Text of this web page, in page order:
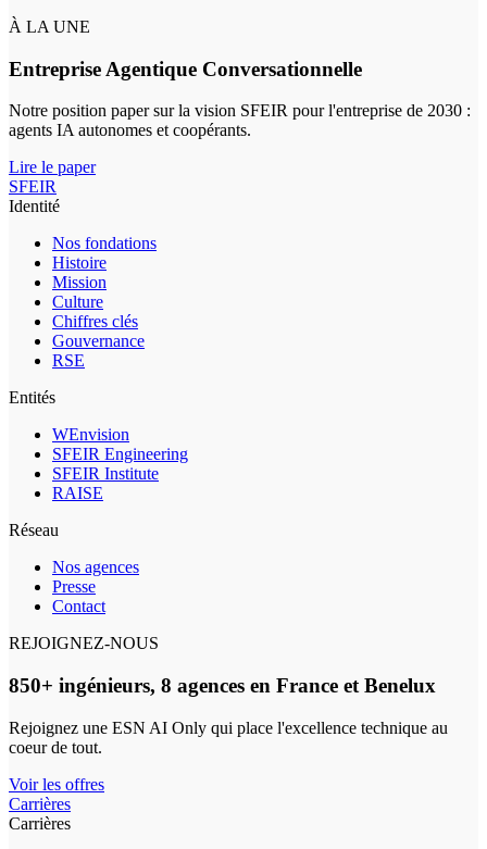
À LA UNE
Entreprise Agentique Conversationnelle
Notre position paper sur la vision SFEIR pour l'entreprise de 2030 :
agents IA autonomes et coopérants.
Lire le paper
SFEIR
Identité
Nos fondations
Histoire
Mission
Culture
Chiffres clés
Gouvernance
RSE
Entités
WEnvision
SFEIR Engineering
SFEIR Institute
RAISE
Réseau
Nos agences
Presse
Contact
REJOIGNEZ-NOUS
850+ ingénieurs, 8 agences en France et Benelux
Rejoignez une ESN AI Only qui place l'excellence technique au
coeur de tout.
Voir les offres
Carrières
Carrières